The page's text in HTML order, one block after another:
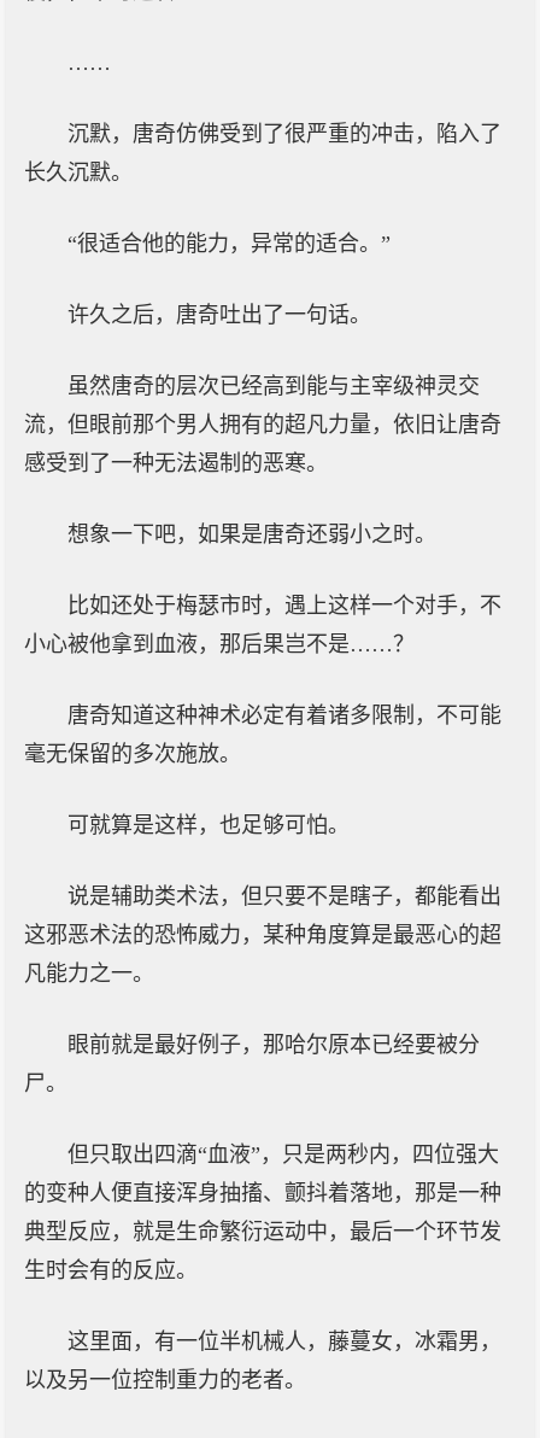
……
沉默，唐奇仿佛受到了很严重的冲击，陷入了
长久沉默。
“很适合他的能力，异常的适合。”
许久之后，唐奇吐出了一句话。
虽然唐奇的层次已经高到能与主宰级神灵交
流，但眼前那个男人拥有的超凡力量，依旧让唐奇
感受到了一种无法遏制的恶寒。
想象一下吧，如果是唐奇还弱小之时。
比如还处于梅瑟市时，遇上这样一个对手，不
小心被他拿到血液，那后果岂不是……？
唐奇知道这种神术必定有着诸多限制，不可能
毫无保留的多次施放。
可就算是这样，也足够可怕。
说是辅助类术法，但只要不是瞎子，都能看出
这邪恶术法的恐怖威力，某种角度算是最恶心的超
凡能力之一。
眼前就是最好例子，那哈尔原本已经要被分
尸。
但只取出四滴“血液”，只是两秒内，四位强大
的变种人便直接浑身抽搐、颤抖着落地，那是一种
典型反应，就是生命繁衍运动中，最后一个环节发
生时会有的反应。
这里面，有一位半机械人，藤蔓女，冰霜男，
以及另一位控制重力的老者。